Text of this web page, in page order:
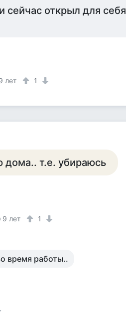
сейчас открыл для себя
лет 1
дома.. т.е. убираюсь
9 лет 1
время работы..